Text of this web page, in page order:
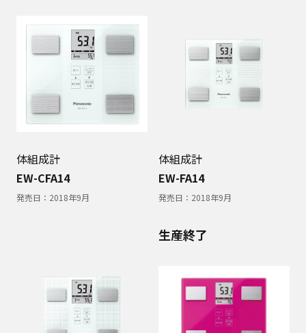
体組成計
EW-CFA14
発売日： 2018年9月
体組成計
EW-FA14
発売日： 2018年9月
生産終了